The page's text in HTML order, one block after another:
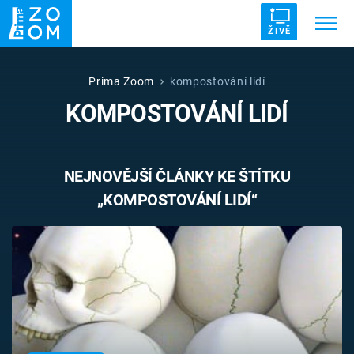
ŽIVĚ
ZRÁDCI UFO DRUHÁ SVĚTOVÁ VÁLKA
VETŘELCI DÁVNOVĚKU
Témata
Pořady
TV Program
Prima Zoom kompostování lidí
KOMPOSTOVÁNÍ LIDÍ
NEJNOVĚJŠÍ ČLÁNKY KE ŠTÍTKU
„KOMPOSTOVÁNÍ LIDÍ“